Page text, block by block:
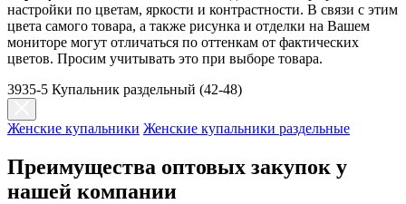
настройки по цветам, яркости и контрастности. В связи с этим
цвета самого товара, а также рисунка и отделки на Вашем
мониторе могут отличаться по оттенкам от фактических
цветов. Просим учитывать это при выборе товара.
3935-5 Купальник раздельный (42-48)
Женские купальники Женские купальники раздельные
Преимущества оптовых закупок у
нашей компании